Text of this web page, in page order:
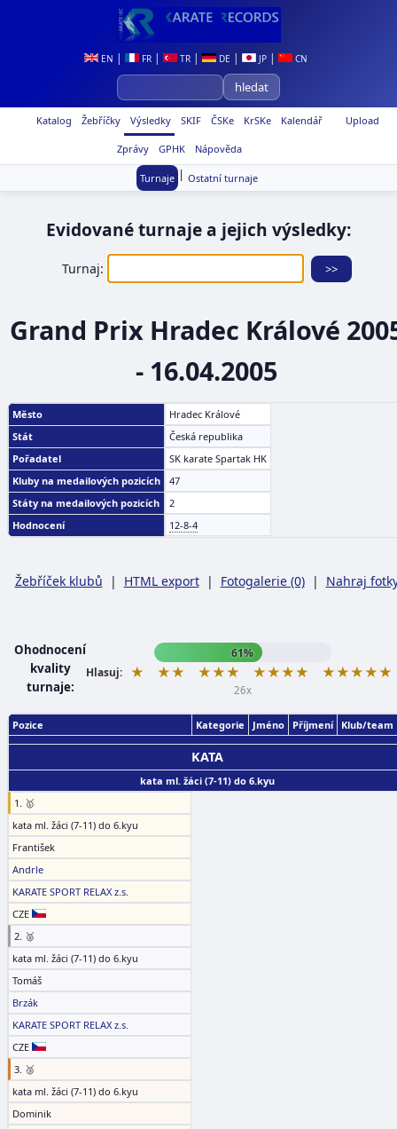
EN | FR | TR | DE | JP | CN
Upload
Katalog Žebříčky Výsledky SKIF ČSKe KrSKe Kalendář
Zprávy GPHK Nápověda
Turnaje | Ostatní turnaje
Evidované turnaje a jejich výsledky:
Turnaj:
Grand Prix Hradec Králové
- 16.04.2005
Město
Hradec Králové
Stát
Česká republika
Pořadatel
SK karate Spartak HK
Kluby na medailových pozicích
47
Státy na medailových pozicích
2
Hodnocení
12-8-4
Žebříček klubů | HTML export| Fotogalerie (0)| Nahraj
Ohodnocení
kvality
turnaje:
61%
Hlasuj:
★ ★★ ★★★ ★★★★ ★★★★★
26x
Pozice Kategorie Jméno Příjmení Klub/team
KATA
kata ml. žáci (7-11) do 6.kyu
1. 🥇
kata ml. žáci (7-11) do 6.kyu
František
Andrle
KARATE SPORT RELAX z.s.
CZE
2. 🥈
kata ml. žáci (7-11) do 6.kyu
Tomáš
Brzák
KARATE SPORT RELAX z.s.
CZE
3. 🥉
kata ml. žáci (7-11) do 6.kyu
Dominik